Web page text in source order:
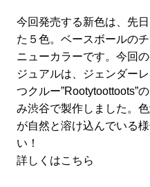
今回発売する新色は、先
た５色。ベースボールの
ニューカラーです。今回
ジュアルは、ジェンダー
つクルー”Rootytoottoots”
み渋谷で製作しました。
が自然と溶け込んでいる
い！
詳しくはこちら